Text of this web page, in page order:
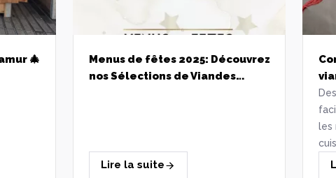
🎄
Menus de fêtes 2025: Découvrez
nos Sélections de Viandes
Lire la suite
les